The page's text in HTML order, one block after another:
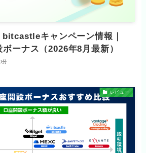
bitcastleキャンペーン情報｜
ーナス（2026年8月最新）
分
レビュー